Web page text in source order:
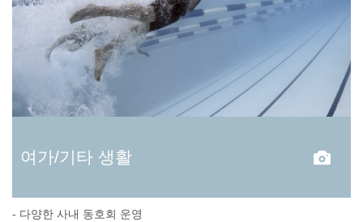
여가/기타 생활
- 다양한 사내 동호회 운영